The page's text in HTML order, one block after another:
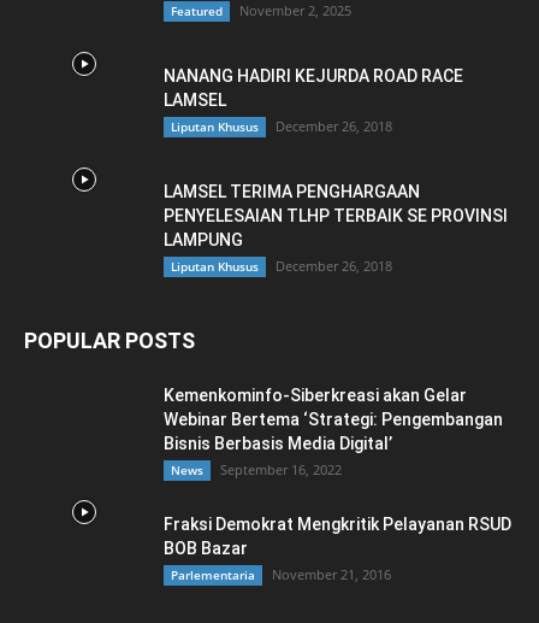
Featured November 2, 2025
NANANG HADIRI KEJURDA ROAD RACE
LAMSEL
Liputan Khusus December 26, 2018
LAMSEL TERIMA PENGHARGAAN
PENYELESAIAN TLHP TERBAIK SE PROVINSI
LAMPUNG
Liputan Khusus December 26, 2018
POPULAR POSTS
Kemenkominfo-Siberkreasi akan Gelar
Webinar Bertema ‘Strategi: Pengembangan
Bisnis Berbasis Media Digital’
News September 16, 2022
Fraksi Demokrat Mengkritik Pelayanan RSUD
BOB Bazar
Parlementaria November 21, 2016